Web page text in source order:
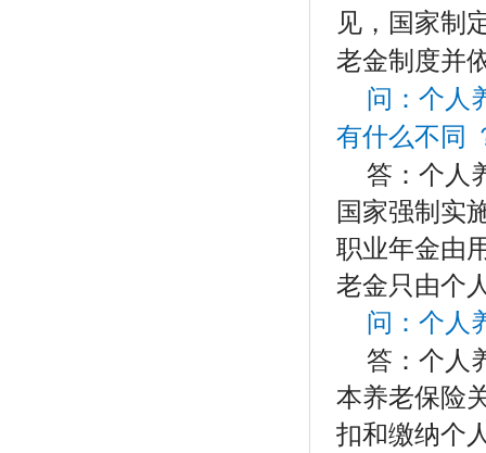
见，国家制
老金制度并
问： 个人
有什么不同
答：个人
国家强制实
职业年金由
老金只由个
问： 个人
答：个人
本养老保险
扣和缴纳个